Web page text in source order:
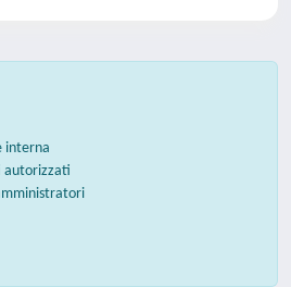
interna
autorizzati